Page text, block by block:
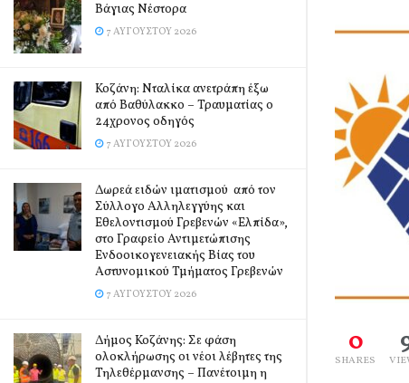
Βάγιας Νέστορα
7 ΑΥΓΟΎΣΤΟΥ 2026
Κοζάνη: Νταλίκα ανετράπη έξω
από Βαθύλακκο – Τραυματίας ο
24χρονος οδηγός
7 ΑΥΓΟΎΣΤΟΥ 2026
Δωρεά ειδών ιματισμού από τον
Σύλλογο Αλληλεγγύης και
Εθελοντισμού Γρεβενών «Ελπίδα»,
στο Γραφείο Αντιμετώπισης
Ενδοοικογενειακής Βίας του
Αστυνομικού Τμήματος Γρεβενών
7 ΑΥΓΟΎΣΤΟΥ 2026
Δήμος Κοζάνης: Σε φάση
ολοκλήρωσης οι νέοι λέβητες της
Τηλεθέρμανσης – Πανέτοιμη η
0
SHARES